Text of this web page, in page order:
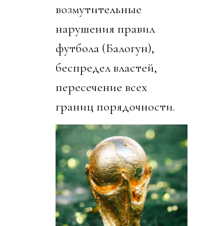
возмутительные
нарушения правил
футбола (Балогун),
беспредел властей,
пересечение всех
границ порядочности.